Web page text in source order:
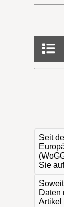
Seit
Sie
Daten
Artikel